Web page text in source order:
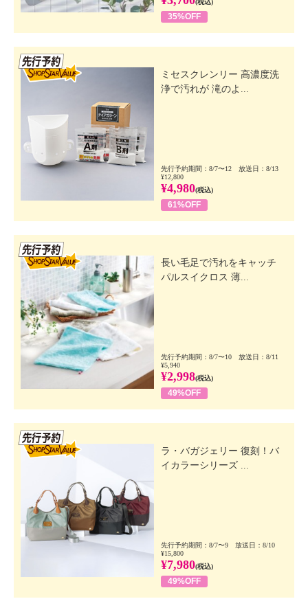
(税込)
35%OFF
ミセスクレンリー 高濃度洗
浄で汚れが 滝のよ...
先行予約期間：8/7〜12 放送日：8/13
¥12,800
¥4,980(税込)
61%OFF
長い毛足で汚れをキャッチ
パルスイクロス 薄...
先行予約期間：8/7〜10 放送日：8/11
¥5,940
¥2,998(税込)
49%OFF
ラ・バガジェリー 復刻！バ
イカラーシリーズ ...
先行予約期間：8/7〜9 放送日：8/10
¥15,800
¥7,980(税込)
49%OFF